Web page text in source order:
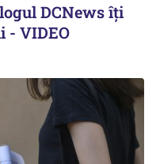
DCNews îți
- VIDEO